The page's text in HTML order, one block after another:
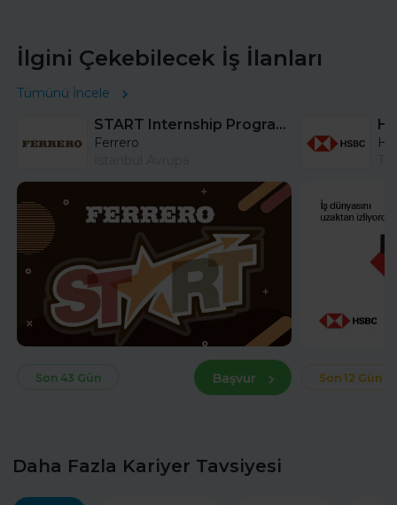
İlgini Çekebilecek İş İlanları
Tümünü İncele
START Internship Program (Sales) - Istanbul
Ferrero
Son 43 Gün Başvur Son 12 Gün
Daha Fazla Kariyer Tavsiyesi